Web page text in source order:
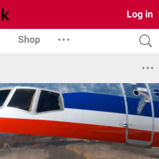
Log in
Shop